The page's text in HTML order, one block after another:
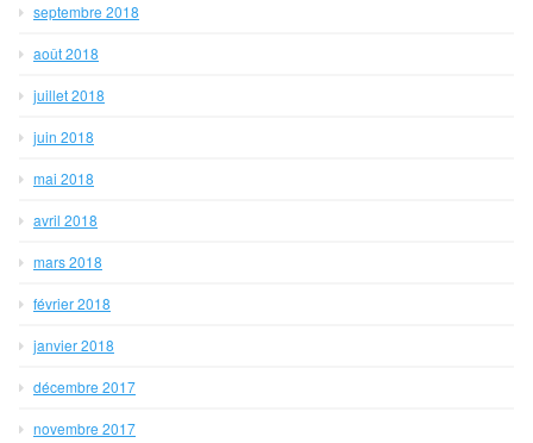
septembre 2018
août 2018
juillet 2018
juin 2018
mai 2018
avril 2018
mars 2018
février 2018
janvier 2018
décembre 2017
novembre 2017